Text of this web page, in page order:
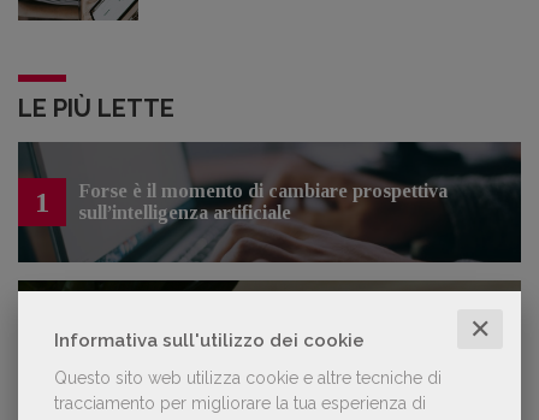
Informativa sull'utilizzo dei cookie ✕
Questo sito web utilizza cookie e altre tecniche di
tracciamento per migliorare la tua esperienza di
LE PIÙ LETTE
1
Forse è il momento di cambiare prospettiva
sull’intelligenza artificiale
Kobo ha rifiutato il 45% dei testi ricevuti per
sospetto utilizzo dell’IA